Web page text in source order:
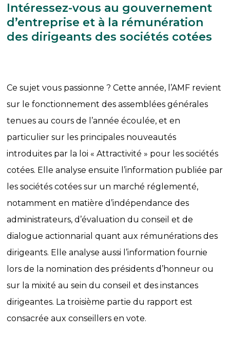
Intéressez-vous au gouvernement
d’entreprise et à la rémunération
des dirigeants des sociétés cotées
Ce sujet vous passionne ? Cette année, l’AMF revient
sur le fonctionnement des assemblées générales
tenues au cours de l’année écoulée, et en
particulier sur les principales nouveautés
introduites par la loi « Attractivité » pour les sociétés
cotées. Elle analyse ensuite l’information publiée par
les sociétés cotées sur un marché réglementé,
notamment en matière d’indépendance des
administrateurs, d’évaluation du conseil et de
dialogue actionnarial quant aux rémunérations des
dirigeants. Elle analyse aussi l’information fournie
lors de la nomination des présidents d’honneur ou
sur la mixité au sein du conseil et des instances
dirigeantes. La troisième partie du rapport est
consacrée aux conseillers en vote.